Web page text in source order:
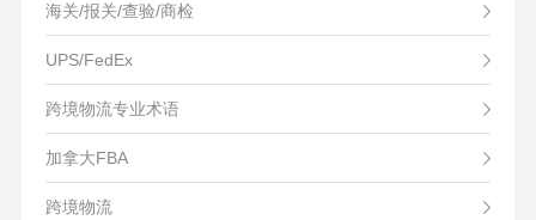
海关/报关/查验/商检
UPS/FedEx
跨境物流专业术语
加拿大FBA
跨境物流